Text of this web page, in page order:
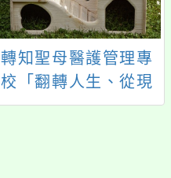
轉知聖母醫護管理專
校「翻轉人生、從現
在做起」線上說明會